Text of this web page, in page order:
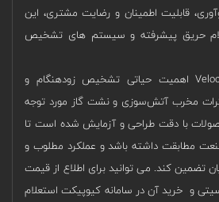
قابلیت اطمینان و رضایت مشتری، این
حریق پیشرفته و سیستم های تشخیص
در شرکت Velocity detection اهمیت حیاتی تشخیص زودهنگام و
مخرب آتش‌سوزی و نشت گاز مورد توجه
با دقت طراحی و آزمایش شده است تا
صنعت مطابقت داشته باشد و عملکرد مطلوب و
تضمین کند. می توانید برای اطلاع از قیمت
و خرید آن در سامانه کیوپیکت استعلام